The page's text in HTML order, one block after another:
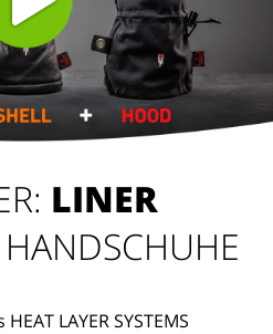
LINER
LAYER SYSTEMS